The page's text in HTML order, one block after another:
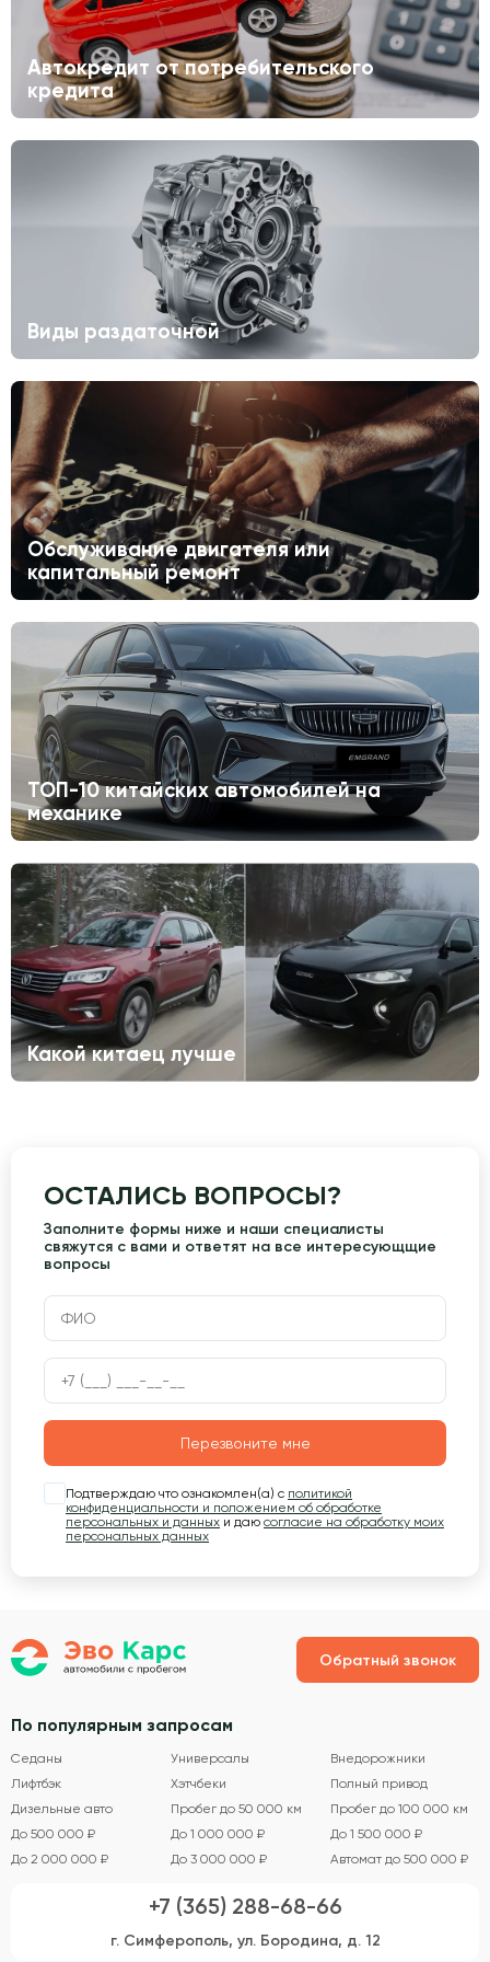
Автокредит от потребительского
кредита
Виды раздаточной
Обслуживание двигателя или
капитальный ремонт
ТОП-10 китайских автомобилей на
механике
Какой китаец лучше
ОСТАЛИСЬ ВОПРОСЫ?
Заполните формы ниже и наши специалисты
свяжутся с вами и ответят на все интересующщие
вопросы
Перезвоните мне
Подтверждаю что ознакомлен(а) с политикой
конфиденциальности и положением об обработке
персональных и данных и даю согласие на обработку моих
персональных данных
Обратный звонок
По популярным запросам
Седаны Универсалы
Внедорожники
Лифтбэк
Хэтчбеки
Полный привод
Дизельные авто
Пробег до 50 000 км
Пробег до 100 000 км
До 500 000 ₽
До 1 000 000 ₽
До 1 500 000 ₽
До 2 000 000 ₽
До 3 000 000 ₽ Автомат до 500 000 ₽
+7 (365) 288-68-66
г. Симферополь, ул. Бородина, д. 12